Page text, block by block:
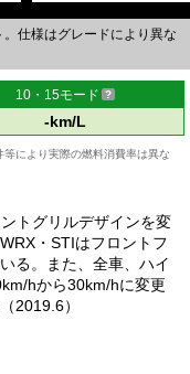
仕様はグレードにより異な
10・15モード
-km/L
により実際の燃料消費率は異な
トグリルデザインを変
・STIはフロントフ
る。また、全車、ハイ
hから30km/hに変更
2019.6）